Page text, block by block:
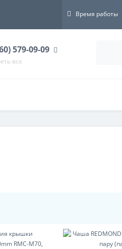
Время работы
579-09-09
все